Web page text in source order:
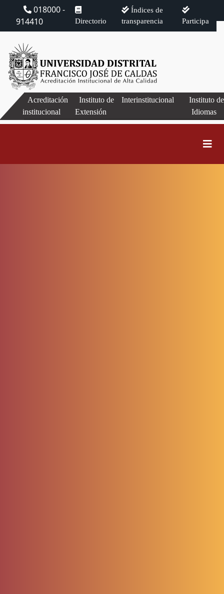
018000 -
914410
Directorio
Índices de
transparencia
Participa
Acreditación
institucional
Instituto de
Extensión
Interinstitucional
Instituto de
Idiomas